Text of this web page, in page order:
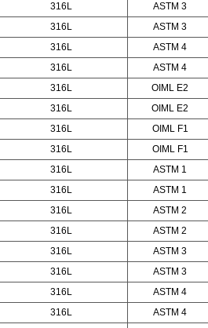
316L ASTM 3
316L ASTM 3
316L ASTM 4
316L ASTM 4
316L OIML E2
316L OIML E2
316L OIML F1
316L OIML F1
316L ASTM 1
316L ASTM 1
316L ASTM 2
316L ASTM 2
316L ASTM 3
316L ASTM 3
316L ASTM 4
316L ASTM 4